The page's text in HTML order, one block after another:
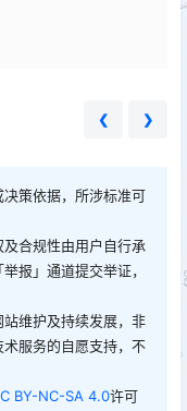
❮ ❯
策依据，所涉标准可
合规性由用户自行承
报」通道提交举证，
维护及持续发展，非
服务的自愿支持，不
BY-NC-SA 4.0许可